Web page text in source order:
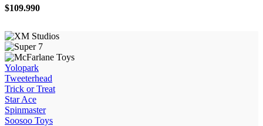
$109.990
Yolopark
Tweeterhead
Trick or Treat
Star Ace
Spinmaster
Soosoo Toys